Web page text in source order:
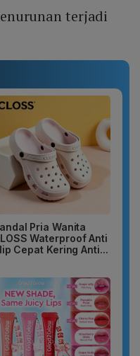
terjadi
Pria Wanita
Waterproof Anti
Cepat Kering Anti...